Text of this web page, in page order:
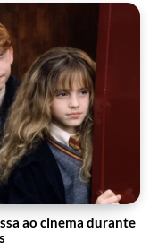
ao cinema durante